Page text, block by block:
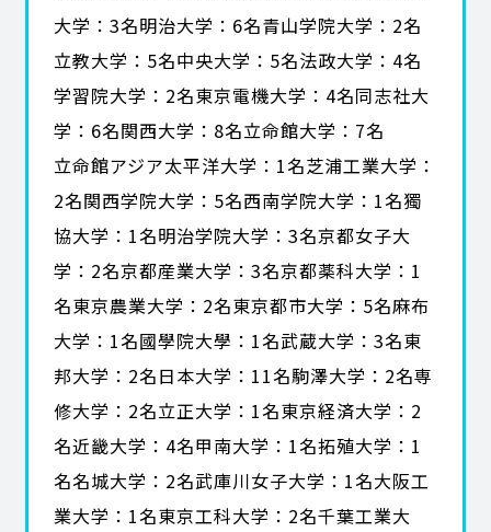
大学：3名明治大学：6名青山学院大学：2名
立教大学：5名中央大学：5名法政大学：4名
学習院大学：2名東京電機大学：4名同志社大
学：6名関西大学：8名立命館大学：7名
立命館アジア太平洋大学：1名芝浦工業大学：
2名関西学院大学：5名西南学院大学：1名獨
協大学：1名明治学院大学：3名京都女子大
学：2名京都産業大学：3名京都薬科大学：1
名東京農業大学：2名東京都市大学：5名麻布
大学：1名國學院大學：1名武蔵大学：3名東
邦大学：2名日本大学：11名駒澤大学：2名専
修大学：2名立正大学：1名東京経済大学：2
名近畿大学：4名甲南大学：1名拓殖大学：1
名名城大学：2名武庫川女子大学：1名大阪工
業大学：1名東京工科大学：2名千葉工業大